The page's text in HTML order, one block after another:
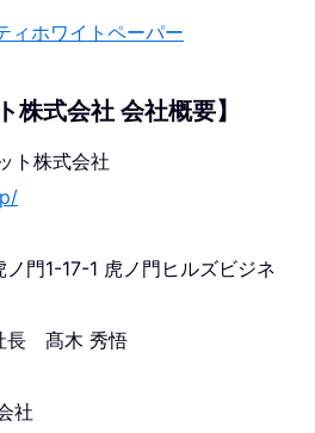
ホワイトペーパー
株式会社 会社概要】
ト株式会社
門1-17-1 虎ノ門ヒルズビジネ
長 髙木 秀悟
社